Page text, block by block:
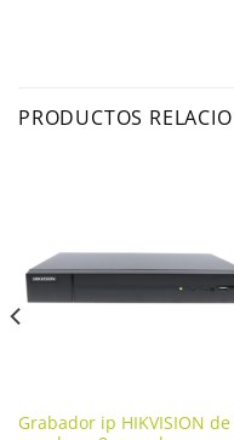
PRODUCTOS
Grabador ip HIKVISION de